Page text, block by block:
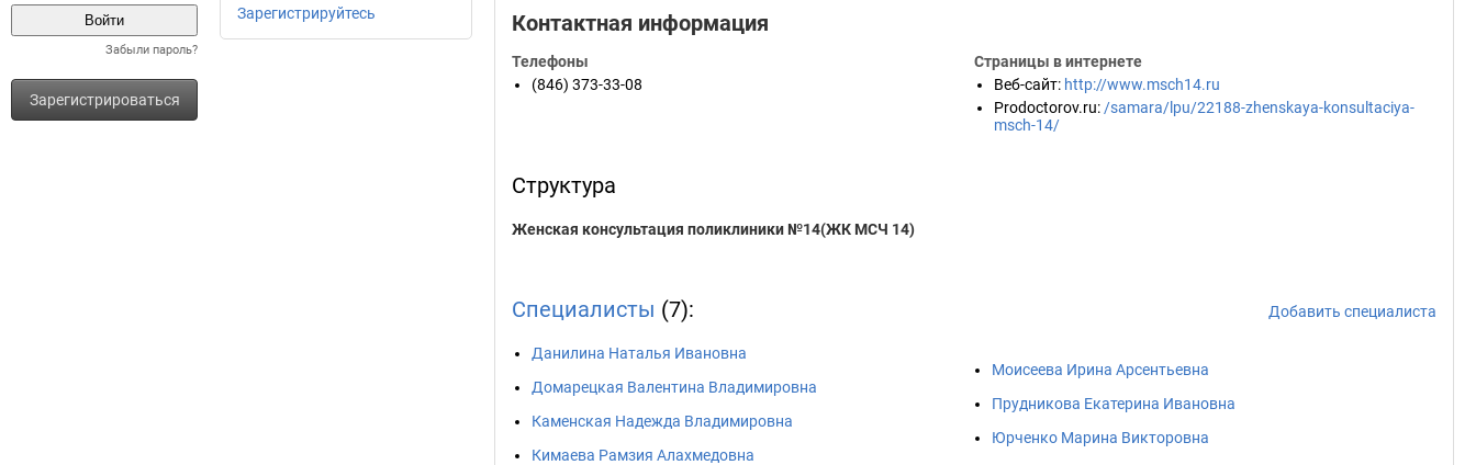
Забыли пароль?
Зарегистрироваться
Зарегистрируйтесь
Контактная информация
Телефоны
(846) 373-33-08
Страницы в интернете
Веб-сайт: http://www.msch14.ru
Prodoctorov.ru: /samara/lpu/22188-zhenskaya-konsultaciya-
msch-14/
Структура
Женская консультация поликлиники №14(ЖК МСЧ 14)
Специалисты (7): Добавить специалиста
Данилина Наталья Ивановна
Домарецкая Валентина Владимировна
Каменская Надежда Владимировна
Кимаева Рамзия Алахмедовна
Моисеева Ирина Арсентьевна
Прудникова Екатерина Ивановна
Юрченко Марина Викторовна